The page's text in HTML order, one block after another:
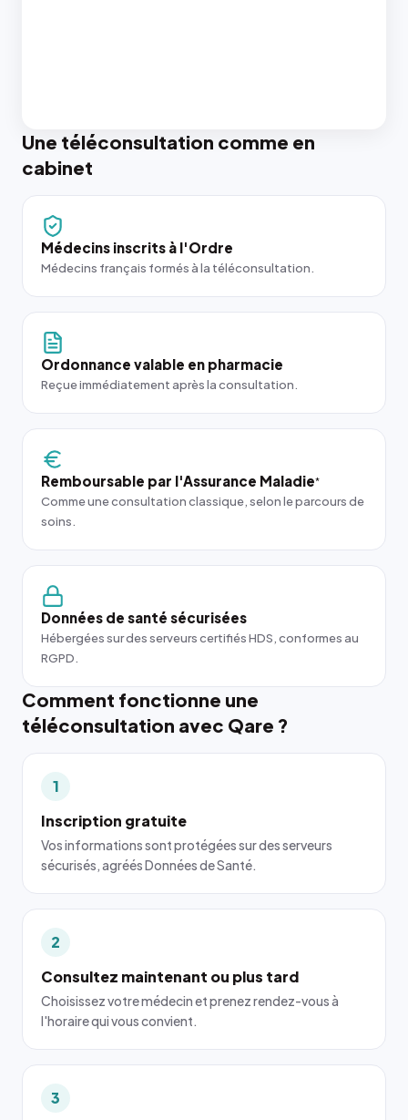
Une téléconsultation comme en
cabinet
Médecins inscrits à l'Ordre
Médecins français formés à la téléconsultation.
Ordonnance valable en pharmacie
Reçue immédiatement après la consultation.
Remboursable par l'Assurance Maladie*
Comme une consultation classique, selon le parcours de
soins.
Données de santé sécurisées
Hébergées sur des serveurs certifiés HDS, conformes au
RGPD.
Comment fonctionne une
téléconsultation avec Qare ?
1
Inscription gratuite
Vos informations sont protégées sur des serveurs
sécurisés, agréés Données de Santé.
2
Consultez maintenant ou plus tard
Choisissez votre médecin et prenez rendez-vous à
l'horaire qui vous convient.
3